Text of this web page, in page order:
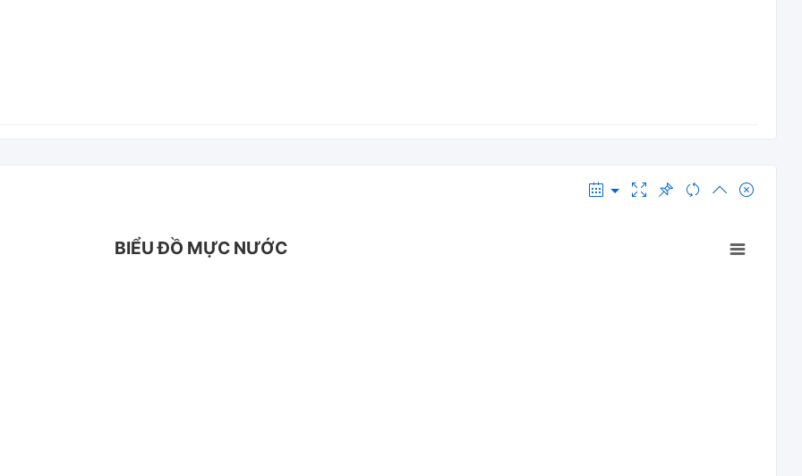
BIỂU ĐỒ MỰC NƯỚC